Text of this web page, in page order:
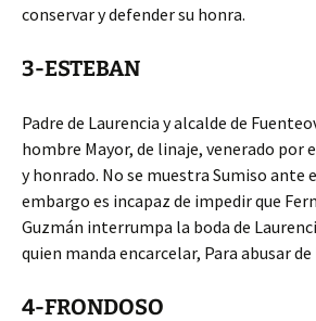
conservar y defender su honra.
3-ESTEBAN
Padre de Laurencia y alcalde de
hombre Mayor, de linaje, venerado por
y honrado. No se muestra Sumiso ante
embargo es incapaz de impedir que
Guzmán interrumpa la boda de
quien manda encarcelar, Para abusar de
4-FRONDOSO